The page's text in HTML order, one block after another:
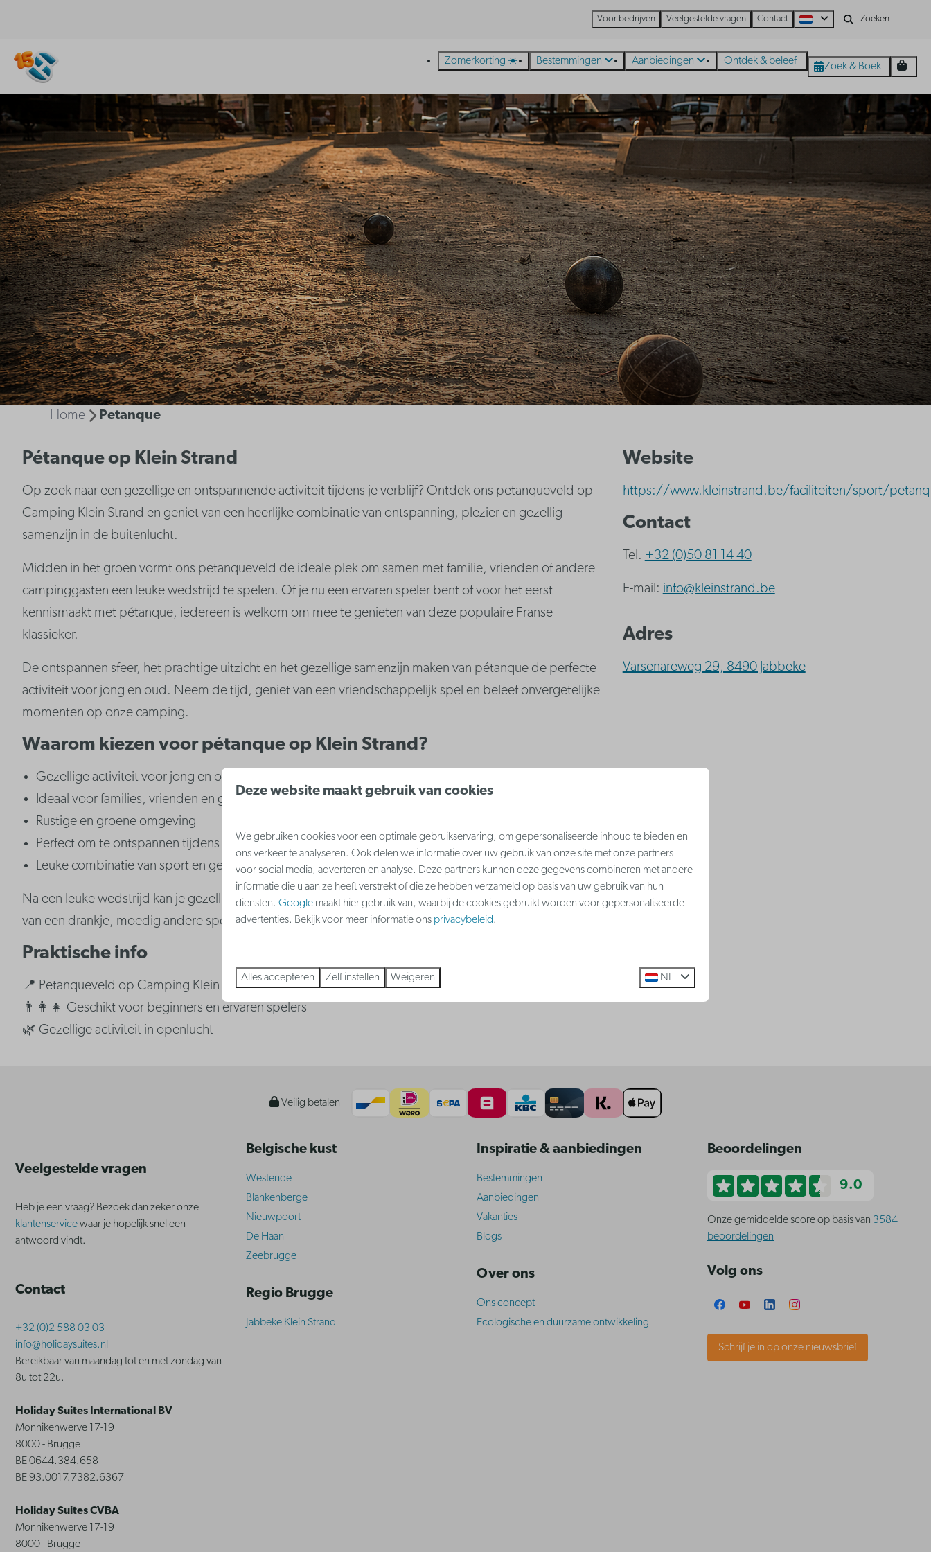
Voor bedrijven Veelgestelde vragen Contact
Zomerkorting ☀️ Bestemmingen Aanbiedingen Ontdek & beleef Zoek & Boek
Home Petanque
Pétanque op Klein Strand
Op zoek naar een gezellige en ontspannende activiteit tijdens je verblijf? Ontdek ons petanqueveld op
Camping Klein Strand en geniet van een heerlijke combinatie van ontspanning, plezier en gezellig
samenzijn in de buitenlucht.
Midden in het groen vormt ons petanqueveld de ideale plek om samen met familie, vrienden of andere
campinggasten een leuke wedstrijd te spelen. Of je nu een ervaren speler bent of voor het eerst
kennismaakt met pétanque, iedereen is welkom om mee te genieten van deze populaire Franse
klassieker.
De ontspannen sfeer, het prachtige uitzicht en het gezellige samenzijn maken van pétanque de perfecte
activiteit voor jong en oud. Neem de tijd, geniet van een vriendschappelijk spel en beleef onvergetelijke
momenten op onze camping.
Waarom kiezen voor pétanque op Klein Strand?
Gezellige activiteit voor jong en oud
Ideaal voor families, vrienden en groepen
Rustige en groene omgeving
Perfect om te ontspannen tijdens je verblijf
Leuke combinatie van sport en gezelligheid
Na een leuke wedstrijd kan je gezellig nagenieten op het terras met zicht op het petanqueveld. Geniet
van een drankje, moedig andere spelers aan en beleef de warme vakantiesfeer van Klein Strand.
Praktische info
📍 Petanqueveld op Camping Klein Strand
👨‍👩‍👧 Geschikt voor beginners en ervaren spelers
🌿 Gezellige activiteit in openlucht
Website
https://www.kleinstrand.be/faciliteiten/sport/
Contact
Tel. +32 (0)50 81 14 40
E-mail: info@kleinstrand.be
Adres
Varsenareweg 29, 8490 Jabbeke
Veilig betalen
Veelgestelde vragen
Heb je een vraag? Bezoek dan zeker onze
klantenservicewaar je hopelijk snel een
antwoord vindt.
Contact
+32 (0)2 588 03 03
info@holidaysuites.nl
Bereikbaar van maandag tot en met zondag van
8u tot 22u.
Holiday Suites International BV
Monnikenwerve 17-19
8000 - Brugge
BE 0644.384.658
BE 93.0017.7382.6367
Holiday Suites CVBA
Monnikenwerve 17-19
8000 - Brugge
Belgische kust
Westende
Blankenberge
Nieuwpoort
De Haan
Zeebrugge
Regio Brugge
Jabbeke Klein Strand
Inspiratie & aanbiedingen
Bestemmingen
Aanbiedingen
Vakanties
Blogs
Over ons
Ons concept
Ecologische en duurzame ontwikkeling
Beoordelingen
9.0
Onze gemiddelde score op basis van 3584
beoordelingen
Volg ons
Schrijf je in op onze nieuwsbrief
Deze website maakt gebruik van cookies
We gebruiken cookies voor een optimale gebruikservaring, om gepersonaliseerde inhoud te bieden en
ons verkeer te analyseren. Ook delen we informatie over uw gebruik van onze site met onze partners
voor social media, adverteren en analyse. Deze partners kunnen deze gegevens combineren met andere
informatie die u aan ze heeft verstrekt of die ze hebben verzameld op basis van uw gebruik van hun
diensten. Google maakt hier gebruik van, waarbij de cookies gebruikt worden voor gepersonaliseerde
advertenties. Bekijk voor meer informatie ons privacybeleid.
Alles accepteren Zelf instellen Weigeren NL